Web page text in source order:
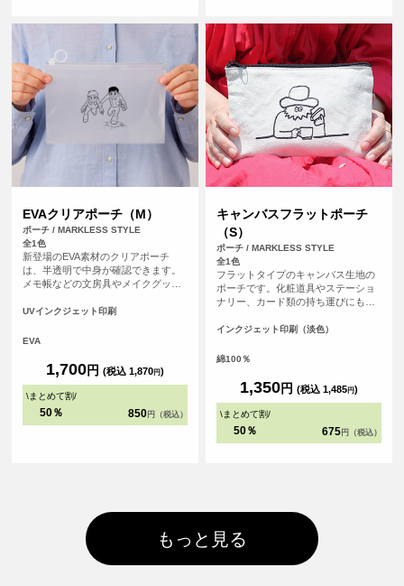
EVAクリアポーチ（M）
ポーチ / MARKLESS STYLE
全1色
新登場のEVA素材のクリアポーチ
は、半透明で中身が確認できます。
メモ帳などの文房具やメイクグッ
利なサイズ感です。リング付きの引
アパレルブランドの包装や展示会の
活用できます。開閉する際はスライ
ダー部分を掴んで操作し、引き手部
分を強く引っ張らないように注意し
UVインクジェット印刷
EVA
1,700円 (税込 1,870円)
\まとめて割/
50％ 850 円（税込）
キャンバスフラットポーチ
（S）
ポーチ / MARKLESS STYLE
全1色
フラットタイプのキャンバス生地の
ポーチです。化粧道具やステーショ
ナリー、カード類の持ち運びにも便
になってかわいい。
インクジェット印刷（淡色）
綿100％
1,350円 (税込 1,485円)
\まとめて割/
50％ 675 円（税込）
もっと見る